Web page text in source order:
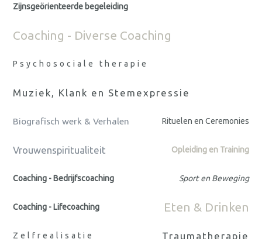
Zijnsgeörienteerde begeleiding
Coaching - Diverse Coaching
Psychosociale therapie
Muziek, Klank en Stemexpressie
Biografisch werk & Verhalen Rituelen en Ceremonies
Vrouwenspiritualiteit Opleiding en Training
Coaching - Bedrijfscoaching Sport en Beweging
Coaching - Lifecoaching Eten & Drinken
Zelfrealisatie Traumatherapie